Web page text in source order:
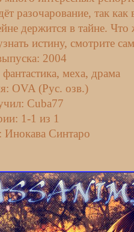
разочарование, так как
держится в тайне. Что
истину, смотрите
2004
меха, драма
OVA (Рус. озв.)
Cuba77
1-1 из 1
Инокава Синтаро